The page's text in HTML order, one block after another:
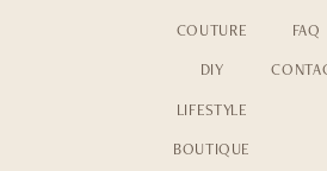
COUTURE
DIY
LIFESTYLE
BOUTIQUE
FAQ